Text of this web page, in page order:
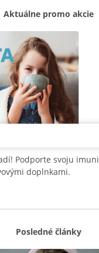
Aktuálne promo akcie
Podporte svoju
doplnkami.
Posledné články